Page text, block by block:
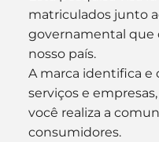
matriculados junto
governamental que
nosso país.
A marca identifica e
serviços e
você realiza a
consumidores.